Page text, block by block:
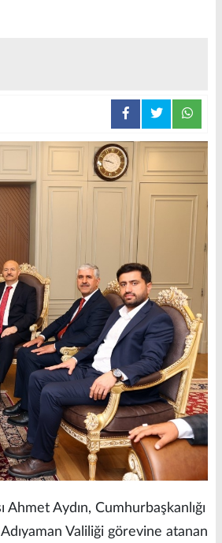
Ahmet Aydın, Cumhurbaşkanlığı
Valiliği görevine atanan